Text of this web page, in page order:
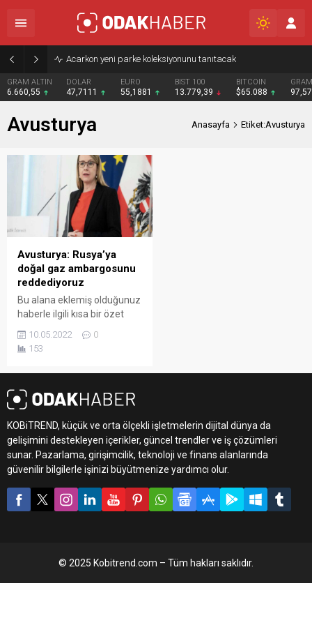
Acarkon yeni parke koleksiyonunu tanıtacak
GRAM ALTIN
6.660,55
DOLAR
47,7111
EURO
55,1881
BIST 100
13.779,39
BITCOIN
$65.088
Avusturya Anasayfa Etiket:Avusturya
Avusturya: Rusya’ya
doğal gaz ambargosunu
reddediyoruz
Bu alana eklemiş olduğunuz
haberle ilgili kısa bir özet
metin yazı düzenleme
sayfasında "Özet"
altında kalın olarak bu
şekilde gösterilir,
eklenmemişse bu alan boş
kalır.
10.05.2022
0
153
KOBiTREND, küçük ve orta ölçekli işletmelerin dijital dünya da
gelişimini destekleyen içerikler, güncel trendler ve iş çözümleri
sunar. Pazarlama, girişimcilik, teknoloji ve finans alanlarında
güvenilir bilgilerle işinizi büyütmenize yardımcı olur.
© 2025 Kobitrend.com – Tüm hakları saklıdır.